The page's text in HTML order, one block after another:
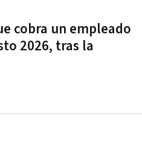
cobra un empleado
2026, tras la